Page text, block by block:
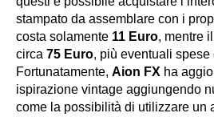
stampato da assemblare con i
costa solamente 11 Euro, mentre
circa 75 Euro, più eventuali
Fortunatamente, Aion FX ha
ispirazione vintage aggiungendo
come la possibilità di utilizzare un